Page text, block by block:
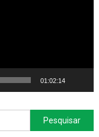
01:02:14
Pesquisar
por: